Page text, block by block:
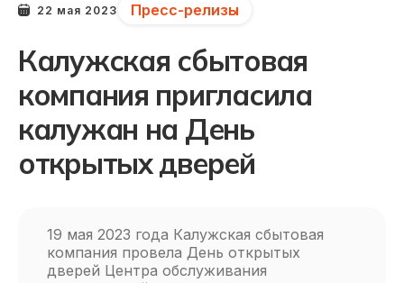
22 мая 2023 Пресс-релизы
Калужская сбытовая
компания пригласила
калужан на День
открытых дверей
19 мая 2023 года Калужская сбытовая
компания провела День открытых
дверей Центра обслуживания